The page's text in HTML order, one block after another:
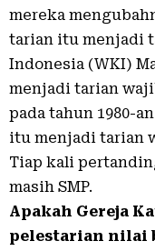
mereka
tarian itu menjadi
Indonesia (WKI)
menjadi tarian
pada tahun 1980-
itu menjadi tarian
Tiap kali
masih SMP.
Apakah Gereja
pelestarian nilai